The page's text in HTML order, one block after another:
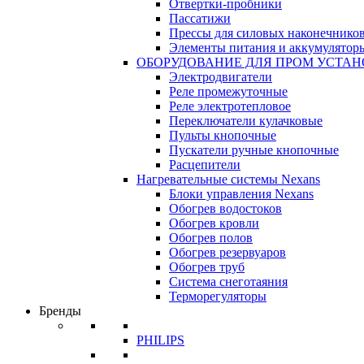
Отвертки-пробники
Пассатижи
Прессы для силовых наконечников
Элементы питания и
ОБОРУДОВАНИЕ ДЛЯ ПРОМ
Электродвигатели
Реле промежуточные
Реле электротепловое
Переключатели кулачковые
Пульты кнопочные
Пускатели ручные кнопочные
Расцепители
Нагревательные системы Nexans
Блоки управления Nexans
Обогрев водостоков
Обогрев кровли
Обогрев полов
Обогрев резервуаров
Обогрев труб
Система снеготаяния
Терморегуляторы
Бренды
PHILIPS